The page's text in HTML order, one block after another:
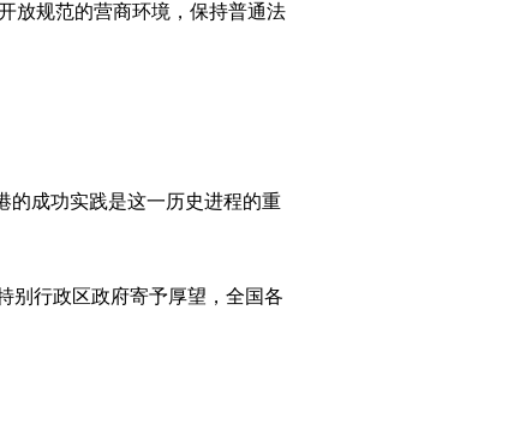
放规范的营商环境，保持普通法
的成功实践是这一历史进程的重
别行政区政府寄予厚望，全国各